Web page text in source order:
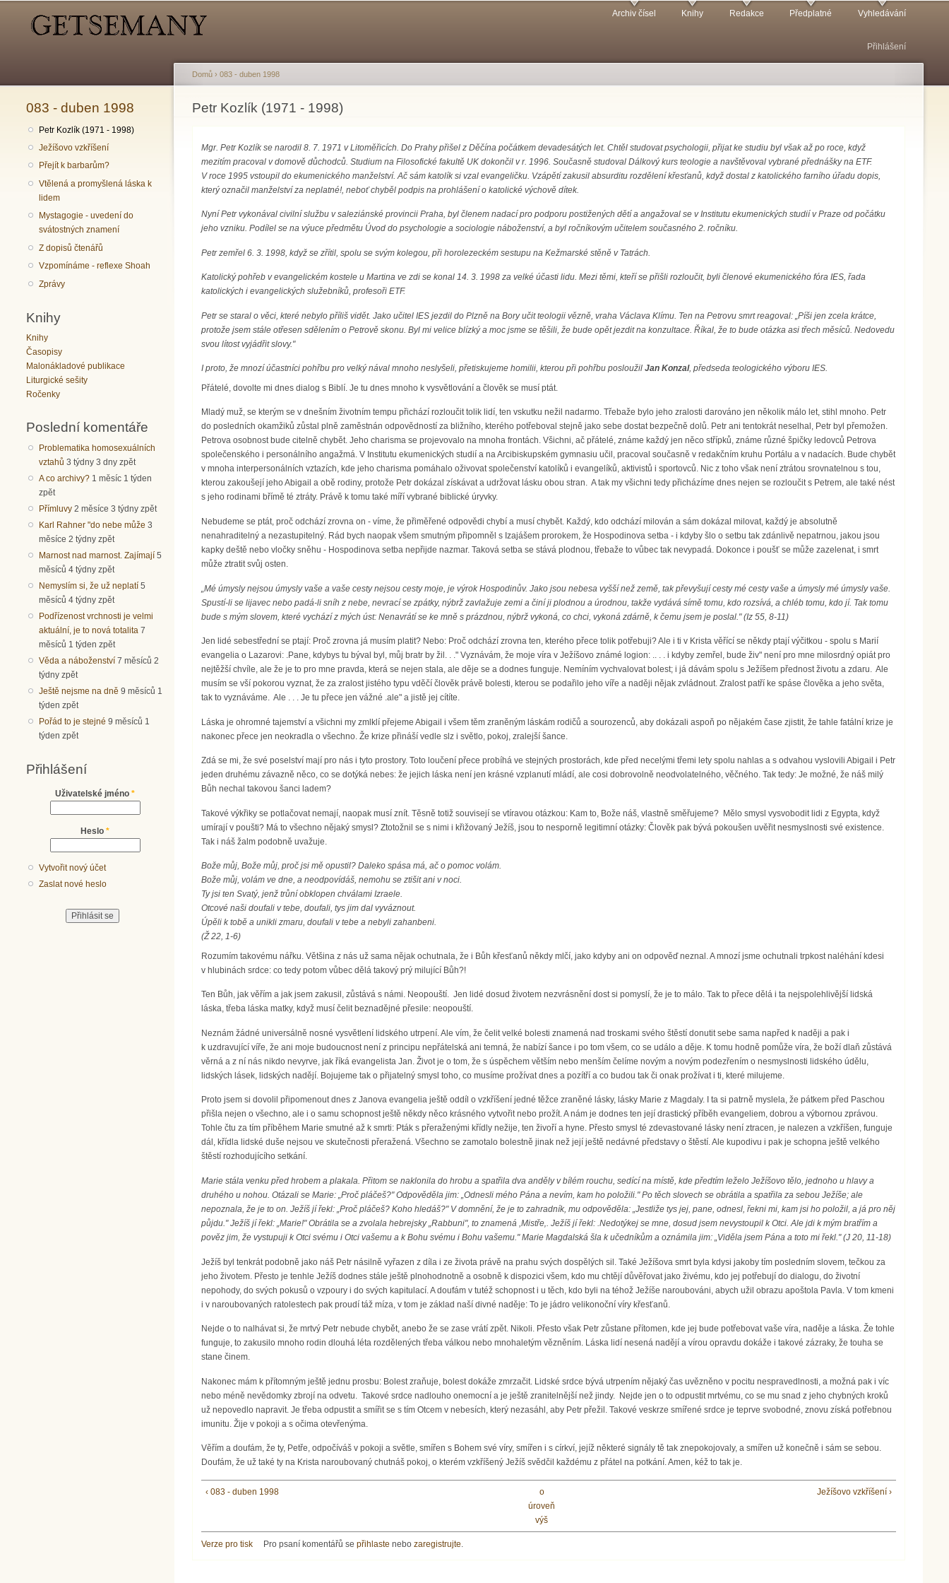
Archiv čísel Knihy Redakce Předplatné Vyhledávání
Přihlášení
083 - duben 1998
Petr Kozlík (1971 - 1998)
Ježíšovo vzkříšení
Přejít k barbarům?
Vtělená a promyšlená láska k
lidem
Mystagogie - uvedení do
svátostných znamení
Z dopisů čtenářů
Vzpomínáme - reflexe Shoah
Zprávy
Knihy
Knihy
Časopisy
Malonákladové publikace
Liturgické sešity
Ročenky
Poslední komentáře
Problematika homosexuálních
vztahů 3 týdny 3 dny zpět
A co archivy? 1 měsíc 1 týden
zpět
Přímluvy 2 měsíce 3 týdny zpět
Karl Rahner "do nebe může 3
měsíce 2 týdny zpět
Marnost nad marnost. Zajímají 5
měsíců 4 týdny zpět
Nemyslím si, že už neplatí 5
měsíců 4 týdny zpět
Podřízenost vrchnosti je velmi
aktuální, je to nová totalita 7
měsíců 1 týden zpět
Věda a náboženství 7 měsíců 2
týdny zpět
Ještě nejsme na dně 9 měsíců 1
týden zpět
Pořád to je stejné 9 měsíců 1
týden zpět
Přihlášení
Uživatelské jméno *
Heslo *
Vytvořit nový účet
Zaslat nové heslo
Jste zde
Domů › 083 - duben 1998
Petr Kozlík (1971 - 1998)
Mgr. Petr Kozlík se narodil 8. 7. 1971 v Litoměřicích. Do Prahy přišel z Děčína počátkem devadesátých let. Chtěl studovat psychologii, přijat ke studiu byl však až po roce, když
mezitím pracoval v domově důchodců. Studium na Filosofické fakultě UK dokončil v r. 1996. Současně studoval Dálkový kurs teologie a navštěvoval vybrané přednášky na ETF.
V roce 1995 vstoupil do ekumenického manželství. Ač sám katolík si vzal evangeličku. Vzápětí zakusil absurditu rozdělení křesťanů, když dostal z katolického farního úřadu dopis,
který označil manželství za neplatné!, neboť chyběl podpis na prohlášení o katolické výchově dítek.
Nyní Petr vykonával civilní službu v saleziánské provincii Praha, byl členem nadací pro podporu postižených dětí a angažoval se v Institutu ekumenických studií v Praze od počátku
jeho vzniku. Podílel se na výuce předmětu Úvod do psychologie a sociologie náboženství, a byl ročníkovým učitelem současného 2. ročníku.
Petr zemřel 6. 3. 1998, když se zřítil, spolu se svým kolegou, při horolezeckém sestupu na Kežmarské stěně v Tatrách.
Katolický pohřeb v evangelickém kostele u Martina ve zdi se konal 14. 3. 1998 za velké účasti lidu. Mezi těmi, kteří se přišli rozloučit, byli členové ekumenického fóra IES, řada
katolických i evangelických služebníků, profesoři ETF.
Petr se staral o věci, které nebylo příliš vidět. Jako učitel IES jezdil do Plzně na Bory učit teologii vězně, vraha Václava Klímu. Ten na Petrovu smrt reagoval: „Píši jen zcela krátce,
protože jsem stále otřesen sdělením o Petrově skonu. Byl mi velice blízký a moc jsme se těšili, že bude opět jezdit na konzultace. Říkal, že to bude otázka asi třech měsíců. Nedovedu
svou lítost vyjádřit slovy."
I proto, že mnozí účastníci pohřbu pro velký nával mnoho neslyšeli, přetiskujeme homilii, kterou při pohřbu posloužilJan Konzal, předseda teologického výboru IES.
Přátelé, dovolte mi dnes dialog s Biblí. Je tu dnes mnoho k vysvětlování a člověk se musí ptát.
Mladý muž, se kterým se v dnešním životním tempu přichází rozloučit tolik lidí, ten vskutku nežil nadarmo. Třebaže bylo jeho zralosti darováno jen několik málo let, stihl mnoho. Petr
do posledních okamžiků zůstal plně zaměstnán odpovědností za bližního, kterého potřeboval stejně jako sebe dostat bezpečně dolů. Petr ani tentokrát neselhal, Petr byl přemožen.
Petrova osobnost bude citelně chybět. Jeho charisma se projevovalo na mnoha frontách. Všichni, ač přátelé, známe každý jen něco střípků, známe různé špičky ledovců Petrova
společenského i personálního angažmá. V Institutu ekumenických studií a na Arcibiskupském gymnasiu učil, pracoval současně v redakčním kruhu Portálu a v nadacích. Bude chybět
v mnoha interpersonálních vztazích, kde jeho charisma pomáhalo oživovat společenství katolíků i evangelíků, aktivistů i sportovců. Nic z toho však není ztrátou srovnatelnou s tou,
kterou zakoušejí jeho Abigail a obě rodiny, protože Petr dokázal získávat a udržovat lásku obou stran. A tak my všichni tedy přicházíme dnes nejen se rozloučit s Petrem, ale také nést
s jeho rodinami břímě té ztráty. Právě k tomu také míří vybrané biblické úryvky.
Nebudeme se ptát, proč odchází zrovna on - víme, že přiměřené odpovědi chybí a musí chybět. Každý, kdo odchází milován a sám dokázal milovat, každý je absolutně
nenahraditelný a nezastupitelný. Rád bych naopak všem smutným připomněl s Izajášem prorokem, že Hospodinova setba - i kdyby šlo o setbu tak zdánlivě nepatrnou, jakou jsou
kapky deště nebo vločky sněhu - Hospodinova setba nepřijde nazmar. Taková setba se stává plodnou, třebaže to vůbec tak nevypadá. Dokonce i poušť se může zazelenat, i smrt
může ztratit svůj osten.
„Mé úmysly nejsou úmysly vaše a vaše cesty nejsou cesty moje, je výrok Hospodinův. Jako jsou nebesa vyšší než země, tak převyšují cesty mé cesty vaše a úmysly mé úmysly vaše.
Spustí-li se lijavec nebo padá-li sníh z nebe, nevrací se zpátky, nýbrž zavlažuje zemi a činí ji plodnou a úrodnou, takže vydává símě tomu, kdo rozsívá, a chléb tomu, kdo jí. Tak tomu
bude s mým slovem, které vychází z mých úst: Nenavrátí se ke mně s prázdnou, nýbrž vykoná, co chci, vykoná zdárně, k čemu jsem je poslal." (Iz 55, 8-11)
Jen lidé sebestřední se ptají: Proč zrovna já musím platit? Nebo: Proč odchází zrovna ten, kterého přece tolik potřebuji? Ale i ti v Krista věřící se někdy ptají výčitkou - spolu s Marií
evangelia o Lazarovi: .Pane, kdybys tu býval byl, můj bratr by žil. . ." Vyznávám, že moje víra v Ježíšovo známé logion: .. . . i kdyby zemřel, bude živ" není pro mne milosrdný opiát pro
nejtěžší chvíle, ale že je to pro mne pravda, která se nejen stala, ale děje se a dodnes funguje. Nemíním vychvalovat bolest; i já dávám spolu s Ježíšem přednost životu a zdaru. Ale
musím se vší pokorou vyznat, že za zralost jistého typu vděčí člověk právě bolesti, kterou se podařilo jeho víře a naději nějak zvládnout. Zralost patří ke spáse člověka a jeho světa,
tak to vyznáváme. Ale . . . Je tu přece jen vážné .ale" a jistě jej cítíte.
Láska je ohromné tajemství a všichni my zmlklí přejeme Abigail i všem těm zraněným láskám rodičů a sourozenců, aby dokázali aspoň po nějakém čase zjistit, že tahle fatální krize je
nakonec přece jen neokradla o všechno. Že krize přináší vedle slz i světlo, pokoj, zralejší šance.
Zdá se mi, že své poselství mají pro nás i tyto prostory. Toto loučení přece probíhá ve stejných prostorách, kde před necelými třemi lety spolu nahlas a s odvahou vyslovili Abigail i Petr
jeden druhému závazně něco, co se dotýká nebes: že jejich láska není jen krásné vzplanutí mládí, ale cosi dobrovolně neodvolatelného, věčného. Tak tedy: Je možné, že náš milý
Bůh nechal takovou šanci ladem?
Takové výkřiky se potlačovat nemají, naopak musí znít. Těsně totiž souvisejí se vtíravou otázkou: Kam to, Bože náš, vlastně směřujeme? Mělo smysl vysvobodit lidi z Egypta, když
umírají v poušti? Má to všechno nějaký smysl? Ztotožnil se s nimi i křižovaný Ježíš, jsou to nesporně legitimní otázky: Člověk pak bývá pokoušen uvěřit nesmyslnosti své existence.
Tak i náš žalm podobně uvažuje.
Bože můj, Bože můj, proč jsi mě opustil? Daleko spása má, ač o pomoc volám.
Bože můj, volám ve dne, a neodpovídáš, nemohu se ztišit ani v noci.
Ty jsi ten Svatý, jenž trůní obklopen chválami Izraele.
Otcové naši doufali v tebe, doufali, tys jim dal vyváznout.
Úpěli k tobě a unikli zmaru, doufali v tebe a nebyli zahanbeni.
(Ž 22, 1-6)
Rozumím takovému nářku. Většina z nás už sama nějak ochutnala, že i Bůh křesťanů někdy mlčí, jako kdyby ani on odpověď neznal. A mnozí jsme ochutnali trpkost naléhání kdesi
v hlubinách srdce: co tedy potom vůbec dělá takový prý milující Bůh?!
Ten Bůh, jak věřím a jak jsem zakusil, zůstává s námi. Neopouští. Jen lidé dosud životem nezvrásnění dost si pomyslí, že je to málo. Tak to přece dělá i ta nejspolehlivější lidská
láska, třeba láska matky, když musí čelit beznadějné přesile: neopouští.
Neznám žádné universálně nosné vysvětlení lidského utrpení. Ale vím, že čelit velké bolesti znamená nad troskami svého štěstí donutit sebe sama napřed k naději a pak i
k uzdravující víře, že ani moje budoucnost není z principu nepřátelská ani temná, že nabízí šance i po tom všem, co se událo a děje. K tomu hodně pomůže víra, že boží dlaň zůstává
věrná a z ní nás nikdo nevyrve, jak říká evangelista Jan. Život je o tom, že s úspěchem větším nebo menším čelíme novým a novým podezřením o nesmyslnosti lidského údělu,
lidských lásek, lidských nadějí. Bojujeme tak o přijatelný smysl toho, co musíme prožívat dnes a pozítří a co budou tak či onak prožívat i ti, které milujeme.
Proto jsem si dovolil připomenout dnes z Janova evangelia ještě oddíl o vzkříšení jedné těžce zraněné lásky, lásky Marie z Magdaly. I ta si patrně myslela, že pátkem před Paschou
přišla nejen o všechno, ale i o samu schopnost ještě někdy něco krásného vytvořit nebo prožít. A nám je dodnes ten její drastický příběh evangeliem, dobrou a výbornou zprávou.
Tohle čtu za tím příběhem Marie smutné až k smrti: Pták s přeraženými křídly nežije, ten živoří a hyne. Přesto smysl té zdevastované lásky není ztracen, je nalezen a vzkříšen, funguje
dál, křídla lidské duše nejsou ve skutečnosti přeražená. Všechno se zamotalo bolestně jinak než její ještě nedávné představy o štěstí. Ale kupodivu i pak je schopna ještě velkého
štěstí rozhodujícího setkání.
Marie stála venku před hrobem a plakala. Přitom se naklonila do hrobu a spatřila dva anděly v bílém rouchu, sedící na místě, kde předtím leželo Ježíšovo tělo, jednoho u hlavy a
druhého u nohou. Otázali se Marie: „Proč pláčeš?" Odpověděla jim: „Odnesli mého Pána a nevím, kam ho položili." Po těch slovech se obrátila a spatřila za sebou Ježíše; ale
nepoznala, že je to on. Ježíš jí řekl: „Proč pláčeš? Koho hledáš?" V domnění, že je to zahradník, mu odpověděla: „Jestliže tys jej, pane, odnesl, řekni mi, kam jsi ho položil, a já pro něj
půjdu." Ježíš jí řekl: „Marie!" Obrátila se a zvolala hebrejsky „Rabbuni", to znamená ,Mistře‚. Ježíš jí řekl: .Nedotýkej se mne, dosud jsem nevystoupil k Otci. Ale jdi k mým bratřím a
pověz jim, že vystupuji k Otci svému i Otci vašemu a k Bohu svému i Bohu vašemu." Marie Magdalská šla k učedníkům a oznámila jim: „Viděla jsem Pána a toto mi řekl." (J 20, 11-18)
Ježíš byl tenkrát podobně jako náš Petr násilně vyřazen z díla i ze života právě na prahu svých dospělých sil. Také Ježíšova smrt byla kdysi jakoby tím posledním slovem, tečkou za
jeho životem. Přesto je tenhle Ježíš dodnes stále ještě plnohodnotně a osobně k dispozici všem, kdo mu chtějí důvěřovat jako živému, kdo jej potřebují do dialogu, do životní
nepohody, do svých pokusů o vzpoury i do svých kapitulací. A doufám v tutéž schopnost i u těch, kdo byli na téhož Ježíše naroubováni, abych užil obrazu apoštola Pavla. V tom kmeni
i v naroubovaných ratolestech pak proudí táž míza, v tom je základ naší divné naděje: To je jádro velikonoční víry křesťanů.
Nejde o to nalhávat si, že mrtvý Petr nebude chybět, anebo že se zase vrátí zpět. Nikoli. Přesto však Petr zůstane přítomen, kde jej bude potřebovat vaše víra, naděje a láska. Že tohle
funguje, to zakusilo mnoho rodin dlouhá léta rozdělených třeba válkou nebo mnohaletým vězněním. Láska lidí nesená nadějí a vírou opravdu dokáže i takové zázraky, že touha se
stane činem.
Nakonec mám k přítomným ještě jednu prosbu: Bolest zraňuje, bolest dokáže zmrzačit. Lidské srdce bývá utrpením nějaký čas uvězněno v pocitu nespravedlnosti, a možná pak i víc
nebo méně nevědomky zbrojí na odvetu. Takové srdce nadlouho onemocní a je ještě zranitelnější než jindy. Nejde jen o to odpustit mrtvému, co se mu snad z jeho chybných kroků
už nepovedlo napravit. Je třeba odpustit a smířit se s tím Otcem v nebesích, který nezasáhl, aby Petr přežil. Takové veskrze smířené srdce je teprve svobodné, znovu získá potřebnou
imunitu. Žije v pokoji a s očima otevřenýma.
Věřím a doufám, že ty, Petře, odpočíváš v pokoji a světle, smířen s Bohem své víry, smířen i s církví, jejíž některé signály tě tak znepokojovaly, a smířen už konečně i sám se sebou.
Doufám, že už také ty na Krista naroubovaný chutnáš pokoj, o kterém vzkříšený Ježíš svědčil každému z přátel na potkání. Amen, kéž to tak je.
‹ 083 - duben 1998
o
úroveň
výš
Ježíšovo vzkříšení ›
Verze pro tisk Pro psaní komentářů sepřihlaste nebozaregistrujte.